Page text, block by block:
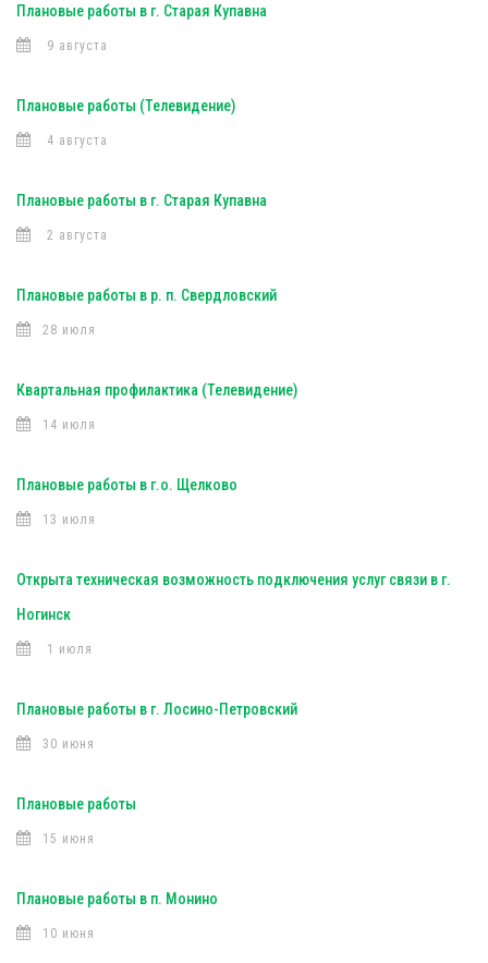
Плановые работы в г. Старая Купавна
9 августа
Плановые работы (Телевидение)
4 августа
Плановые работы в г. Старая Купавна
2 августа
Плановые работы в р. п. Свердловский
28 июля
Квартальная профилактика (Телевидение)
14 июля
Плановые работы в г.о. Щелково
13 июля
Открыта техническая возможность подключения услуг связи в г.
Ногинск
1 июля
Плановые работы в г. Лосино-Петровский
30 июня
Плановые работы
15 июня
Плановые работы в п. Монино
10 июня